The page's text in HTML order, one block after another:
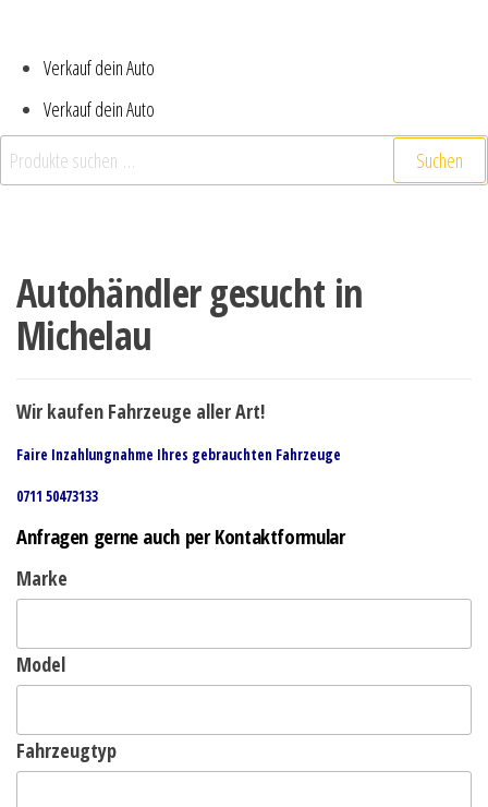
Verkauf dein Auto
Verkauf dein Auto
Suchen
Autohändler gesucht in
Michelau
Wir kaufen Fahrzeuge aller Art!
Faire Inzahlungnahme Ihres gebrauchten Fahrzeuge
0711 50473133
Anfragen gerne auch per Kontaktformular
Marke
Model
Fahrzeugtyp